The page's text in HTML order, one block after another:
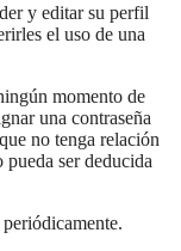
y editar su perfil
el uso de una
momento de
una contraseña
no tenga relación
ser deducida